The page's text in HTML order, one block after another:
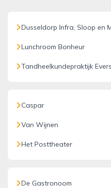
Dusseldorp Infra, Sloop en
Lunchroom Bonheur
Tandheelkundepraktijk Evers
Caspar
Van Wijnen
Het Posttheater
De Gastronoom